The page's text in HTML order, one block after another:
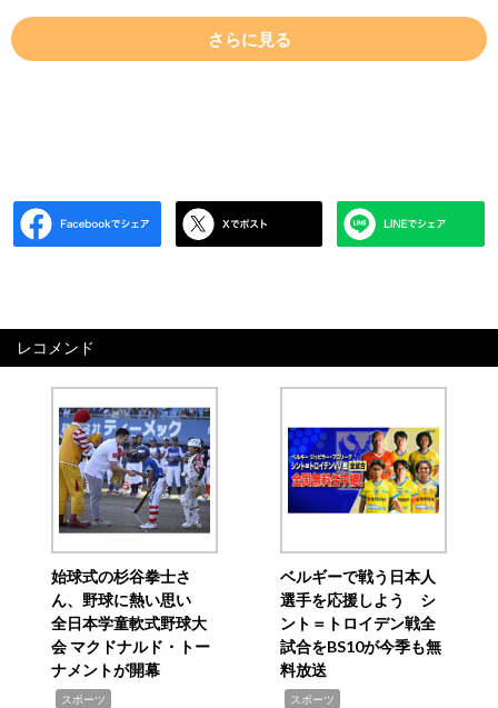
さらに見る
レコメンド
始球式の杉谷拳士さ
ん、野球に熱い思い
全日本学童軟式野球大
会 マクドナルド・トー
ナメントが開幕
スポーツ
ベルギーで戦う日本人
選手を応援しよう シ
ント＝トロイデン戦全
試合をBS10が今季も無
料放送
スポーツ